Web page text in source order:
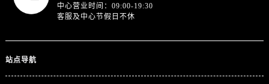
中心营业时间：09:00-19:30
客服及中心节假日不休
站点导航